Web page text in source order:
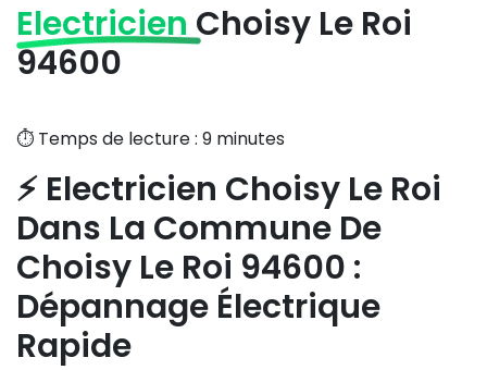
Electricien Choisy Le Roi
94600
⏱️ Temps de lecture : 9 minutes
⚡ Electricien Choisy Le Roi
Dans La Commune De
Choisy Le Roi 94600 :
Dépannage Électrique
Rapide